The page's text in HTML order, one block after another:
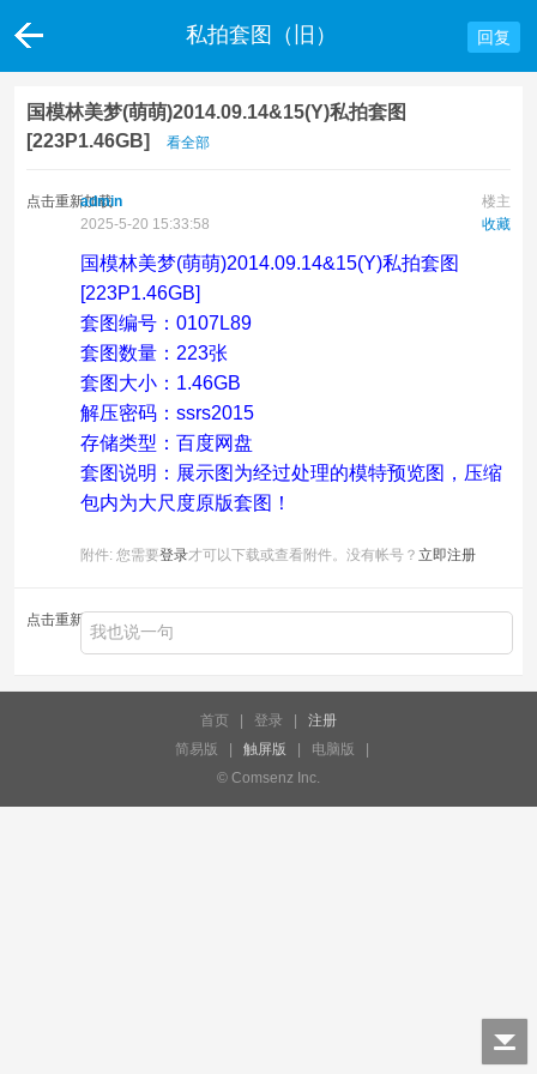
回复
私拍套图（旧）
国模林美梦(萌萌)2014.09.14&15(Y)私拍套图
[223P1.46GB]
看全部
点击重新加载 楼主
admin
收藏
2025-5-20 15:33:58
国模林美梦(萌萌)2014.09.14&15(Y)私拍套图
[223P1.46GB]
套图编号：0107L89
套图数量：223张
套图大小：1.46GB
解压密码：ssrs2015
存储类型：百度网盘
套图说明：展示图为经过处理的模特预览图，压缩
包内为大尺度原版套图！
附件: 您需要登录才可以下载或查看附件。没有帐号？ 立即注册
点击重新加载
首页 登录
注册
简易版
触屏版 电脑版
© Comsenz Inc.